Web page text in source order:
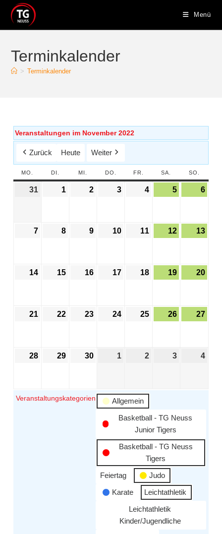
Menü
Terminkalender
> Terminkalender
Veranstaltungen im November 2022
Zurück Heute Weiter
MO. DI. MI. DO. FR. SA. SO.
31 1 2 3 4 5 6
7 8 9 10 11 12 13
14 15 16 17 18 19 20
21 22 23 24 25 26 27
28 29 30 1 2 3 4
Veranstaltungskategorien
Allgemein
Basketball - TG Neuss
Junior Tigers
Basketball - TG Neuss
Tigers
Feiertag
Judo
Karate
Leichtathletik
Leichtathletik
Kinder/Jugendliche